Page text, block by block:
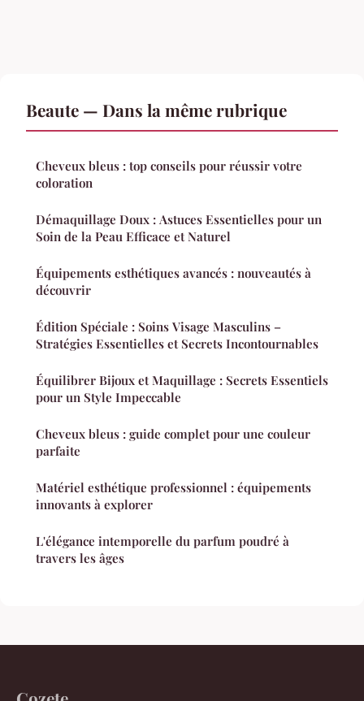
Beaute — Dans la même rubrique
Cheveux bleus : top conseils pour réussir votre
coloration
Démaquillage Doux : Astuces Essentielles pour un
Soin de la Peau Efficace et Naturel
Équipements esthétiques avancés : nouveautés à
découvrir
Édition Spéciale : Soins Visage Masculins –
Stratégies Essentielles et Secrets Incontournables
Équilibrer Bijoux et Maquillage : Secrets Essentiels
pour un Style Impeccable
Cheveux bleus : guide complet pour une couleur
parfaite
Matériel esthétique professionnel : équipements
innovants à explorer
L'élégance intemporelle du parfum poudré à
travers les âges